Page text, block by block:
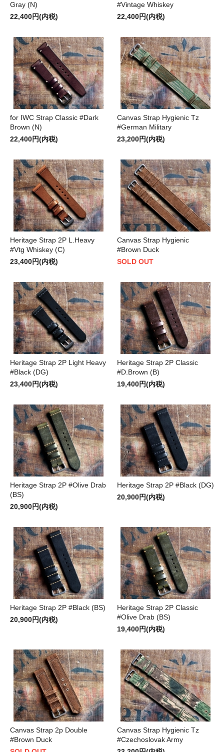
Gray (N)
22,400円(内税)
#Vintage Whiskey
22,400円(内税)
for IWC Strap Classic #Dark
Brown (N)
22,400円(内税)
Canvas Strap Hygienic Tz
#German Military
23,200円(内税)
Heritage Strap 2P L.Heavy
#Vtg Whiskey (C)
23,400円(内税)
Canvas Strap Hygienic
#Brown Duck
SOLD OUT
Heritage Strap 2P Light Heavy
#Black (DG)
23,400円(内税)
Heritage Strap 2P Classic
#D.Brown (B)
19,400円(内税)
Heritage Strap 2P #Olive Drab
(BS)
20,900円(内税)
Heritage Strap 2P #Black (DG)
20,900円(内税)
Heritage Strap 2P #Black (BS)
20,900円(内税)
Heritage Strap 2P Classic
#Olive Drab (BS)
19,400円(内税)
Canvas Strap 2p Double
#Brown Duck
Canvas Strap Hygienic Tz
#Czechoslovak Army